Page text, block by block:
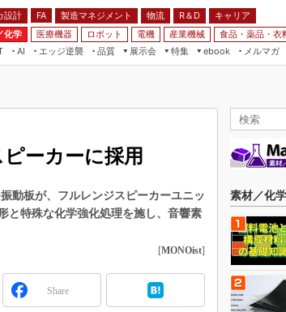
設計 FA 製造マネジメント 物流 R＆D
キャリア
化学 医療機器 ロボット 電機 産業機械 食品・薬品・衣
AI
エッジ逆襲 品質
展示会
ビリティショー
場EXPO
特集
VR／AR
FPGA
組み込み画像技術
車載ソフト開発
ebook
素材／化学
メルマガ
ーカーに採用
動板が、フルレンジスピーカーユニッ
と特殊な化学強化処理を施し、音響素
[MONOist]
Share
素材／化